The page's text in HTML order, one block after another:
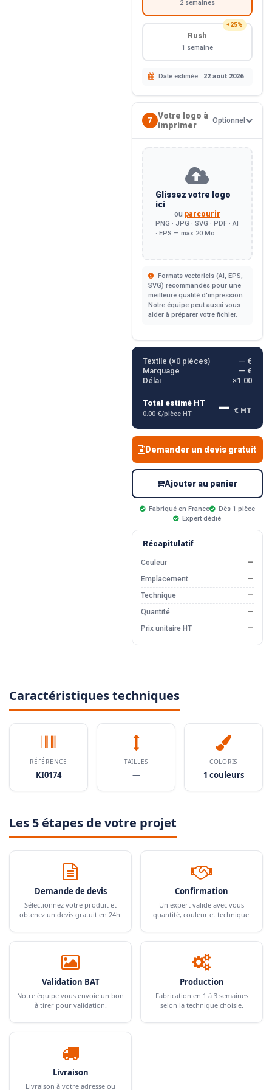
2 semaines
+25%
Rush
1 semaine
Date estimée : 22 août 2026
7
Votre logo à
imprimer
Optionnel
Glissez votre logo
ici
ou parcourir
PNG · JPG · SVG · PDF · AI
· EPS — max 20 Mo
Formats vectoriels (AI, EPS,
SVG) recommandés pour une
meilleure qualité d'impression.
Notre équipe peut aussi vous
aider à préparer votre fichier.
Textile (×0pièces)
— €
Marquage
— €
Délai
×1.00
Total estimé HT
0.00 €/pièce HT — € HT
Demander un devis gratuit
Ajouter au panier
Fabriqué en France
Dès 1 pièce
Expert dédié
Récapitulatif
Couleur
—
Emplacement
—
Technique
—
Quantité
—
Prix unitaire HT
—
Caractéristiques techniques
RÉFÉRENCE
KI0174
TAILLES
—
COLORIS
1 couleurs
Les 5 étapes de votre projet
Demande de devis
Sélectionnez votre produit et
obtenez un devis gratuit en 24h.
Confirmation
Un expert valide avec vous
quantité, couleur et technique.
Validation BAT
Notre équipe vous envoie un bon
à tirer pour validation.
Production
Fabrication en 1 à 3 semaines
selon la technique choisie.
Livraison
Livraison à votre adresse ou